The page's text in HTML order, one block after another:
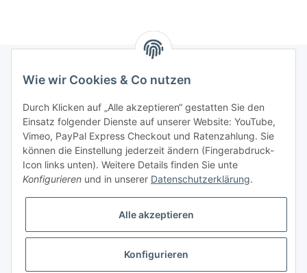
Gesetzliche Informationen
Vertrag widerrufen
* Alle Preise zzgl. gesetzlicher USt., zzgl.Versand
Wie wir Cookies & Co nutzen
Durch Klicken auf „Alle akzeptieren“ gestatten Sie den
Einsatz folgender Dienste auf unserer Website: YouTube,
Vimeo, PayPal Express Checkout und Ratenzahlung. Sie
können die Einstellung jederzeit ändern (Fingerabdruck-
Icon links unten). Weitere Details finden Sie unte
Konfigurieren und in unserer Datenschutzerklärung.
Alle akzeptieren
Konfigurieren